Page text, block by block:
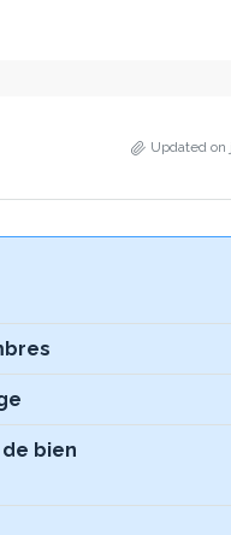
Updated on
bien